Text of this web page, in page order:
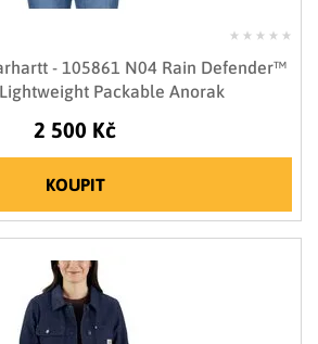
- 105861 N04 Rain Defender™
Packable Anorak
2 500 Kč
KOUPIT